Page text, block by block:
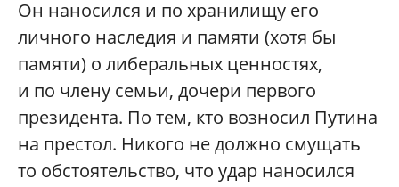
Он наносился и по хранилищу его
личного наследия и памяти (хотя бы
памяти) о либеральных ценностях,
и по члену семьи, дочери первого
президента. По тем, кто возносил Путина
на престол. Никого не должно смущать
то обстоятельство, что удар наносился